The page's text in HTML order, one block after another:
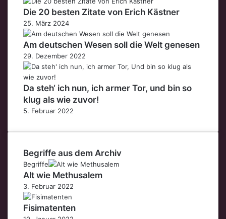
Die 20 besten Zitate von Erich Kästner
25. März 2024
Am deutschen Wesen soll die Welt genesen
29. Dezember 2022
Da steh‘ ich nun, ich armer Tor, und bin so
klug als wie zuvor!
5. Februar 2022
Begriffe aus dem Archiv
Begriffe
Alt wie Methusalem
3. Februar 2022
Fisimatenten